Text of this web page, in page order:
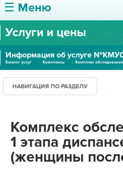
☰ Меню
О ЦЕНТРЕ
УСЛУГИ И ЦЕНЫ
ПАЦИЕНТУ
ПРАВОВАЯ ИНФОРМАЦИЯ
Услуги и цены
Информация об услуге
Каталог услуг Комплексы Комплекс обследования
НАВИГАЦИЯ ПО РАЗДЕЛУ
Комплекс
1 этапа
(женщины